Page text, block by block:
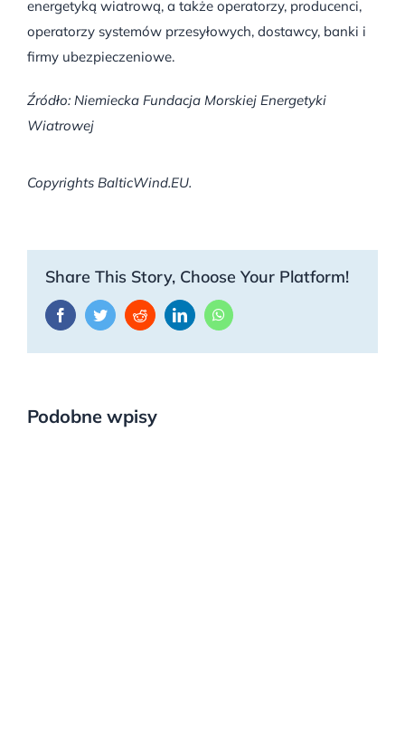
energetyką wiatrową, a także operatorzy, producenci,
operatorzy systemów przesyłowych, dostawcy, banki i
firmy ubezpieczeniowe.
Źródło: Niemiecka Fundacja Morskiej Energetyki
Wiatrowej
Copyrights BalticWind.EU.
Share This Story, Choose Your Platform!
FacebookTwitterRedditLinkedInWhatsApp
Podobne wpisy